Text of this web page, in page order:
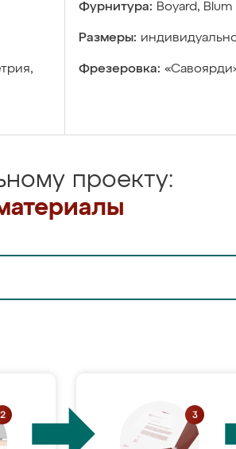
Фурнитура: Boyard, Blum
Размеры:
Фрезеровка:
проекту: